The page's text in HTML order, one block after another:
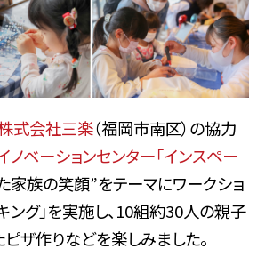
式会社三楽（福岡市南区）の協力
ノベーションセンター「インスペー
家族の笑顔”をテーマにワークショ
ング」を実施し、10組約30人の親子
ザ作りなどを楽しみました。